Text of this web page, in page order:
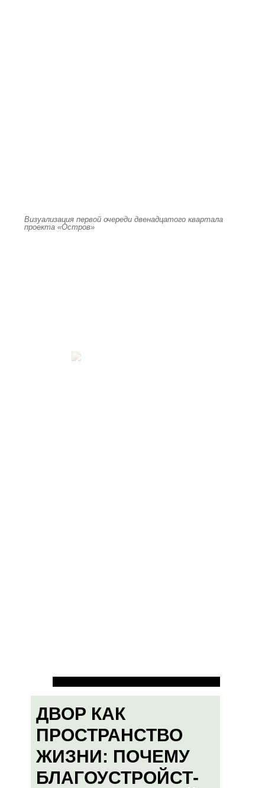
Визуализация первой очереди двенадцатого квартала
проекта «Остров»
ДВОР КАК
ПРОСТРАНСТВО
ЖИЗНИ: ПОЧЕМУ
БЛАГОУСТРОЙСТ-